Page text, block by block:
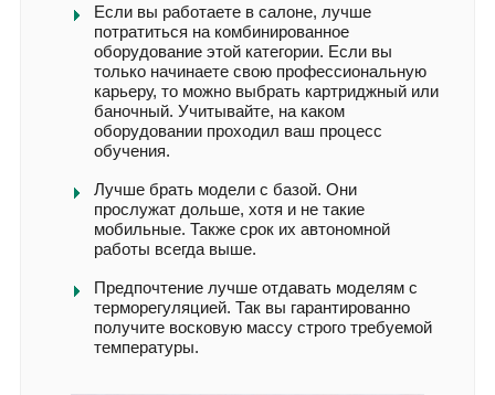
Если вы работаете в салоне, лучше
потратиться на комбинированное
оборудование этой категории. Если вы
только начинаете свою профессиональную
карьеру, то можно выбрать картриджный или
баночный. Учитывайте, на каком
оборудовании проходил ваш процесс
обучения.
Лучше брать модели с базой. Они
прослужат дольше, хотя и не такие
мобильные. Также срок их автономной
работы всегда выше.
Предпочтение лучше отдавать моделям с
терморегуляцией. Так вы гарантированно
получите восковую массу строго требуемой
температуры.